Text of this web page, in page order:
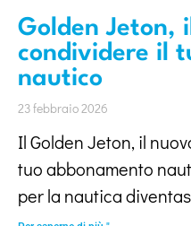
Golden Jeton,
condividere il
nautico
23 febbraio 2026
Il Golden Jeton, il
tuo abbonamento
per la nautica